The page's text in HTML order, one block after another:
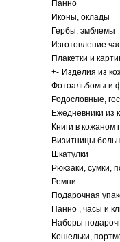
Панно
Иконы, оклады
Гербы, эмблемы
Изготовление
Плакетки и
+- Изделия из
Фотоальбомы и
Родословные,
Ежедневники из
Книги в кожаном
Визитницы
Шкатулки
Рюкзаки, сумки,
Ремни
Подарочная
Панно , часы и
Наборы
Кошельки,